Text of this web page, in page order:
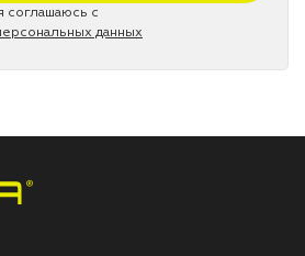
соглашаюсь с
данных